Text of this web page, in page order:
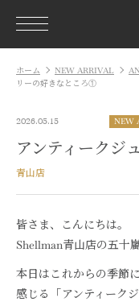
ホーム NEW ARRIVAL
リーの好きなところ①
2026.05.15 NEW
アンティークジ
青山店
皆さま、こんにちは。
Shellman青山店の五十嵐
本日はこれからの季節
感じる「アンティーク